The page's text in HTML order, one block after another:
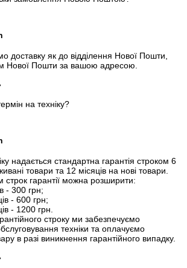
доставку як до відділення Нової Пошти,
Нової Пошти за вашою адресою.
на техніку?
надається стандартна гарантія строком 6
товари та 12 місяців на нові товари.
гарантії можна розширити:
- 300 грн;
- 600 грн;
- 1200 грн.
строку ми забезпечуємо
техніки та оплачуємо
в разі виникнення гарантійного випадку.